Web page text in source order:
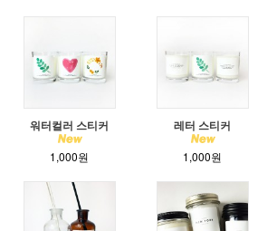
워터컬러 스티커
1,000원
레터 스티커
1,000원